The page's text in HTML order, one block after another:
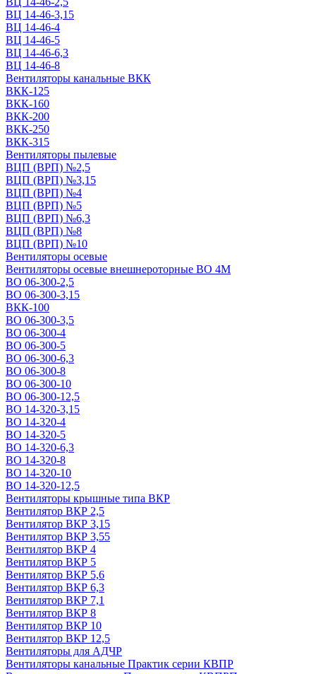
ВЦ 14-46-3,15
ВЦ 14-46-4
ВЦ 14-46-5
ВЦ 14-46-6,3
ВЦ 14-46-8
Вентиляторы канальные ВКК
ВКК-125
ВКК-160
ВКК-200
ВКК-250
ВКК-315
Вентиляторы пылевые
ВЦП (ВРП) №2,5
ВЦП (ВРП) №3,15
ВЦП (ВРП) №4
ВЦП (ВРП) №5
ВЦП (ВРП) №6,3
ВЦП (ВРП) №8
ВЦП (ВРП) №10
Вентиляторы осевые
Вентиляторы осевые внешнероторные ВО 4М
ВО 06-300-2,5
ВО 06-300-3,15
ВКК-100
ВО 06-300-3,5
ВО 06-300-4
ВО 06-300-5
ВО 06-300-6,3
ВО 06-300-8
ВО 06-300-10
ВО 06-300-12,5
ВО 14-320-3,15
ВО 14-320-4
ВО 14-320-5
ВО 14-320-6,3
ВО 14-320-8
ВО 14-320-10
ВО 14-320-12,5
Вентиляторы крышные типа ВКР
Вентилятор ВКР 2,5
Вентилятор ВКР 3,15
Вентилятор ВКР 3,55
Вентилятор ВКР 4
Вентилятор ВКР 5
Вентилятор ВКР 5,6
Вентилятор ВКР 6,3
Вентилятор ВКР 7,1
Вентилятор ВКР 8
Вентилятор ВКР 10
Вентилятор ВКР 12,5
Вентиляторы для АДЧР
Вентиляторы канальные Практик серии КВПР